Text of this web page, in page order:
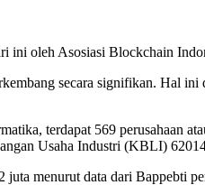
ini oleh Asosiasi Blockchain
secara signifikan. Hal
terdapat 569 perusahaan
Usaha Industri (KBLI)
menurut data dari